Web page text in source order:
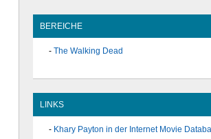
BEREICHE
The Walking Dead
LINKS
Khary Payton in der Internet Movie